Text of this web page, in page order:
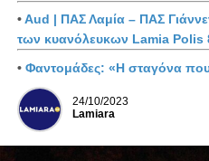
•Aud | ΠΑΣ Λαμία – ΠΑΣ
των κυανόλευκων Lamia Polis
• Φαντομάδες: «Η σταγόνα που
24/10/2023
Lamiara